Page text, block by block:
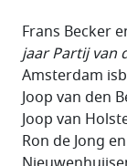
Frans Becker
jaar Partij van
Amsterdam
Joop van den
Joop van
Ron de Jong